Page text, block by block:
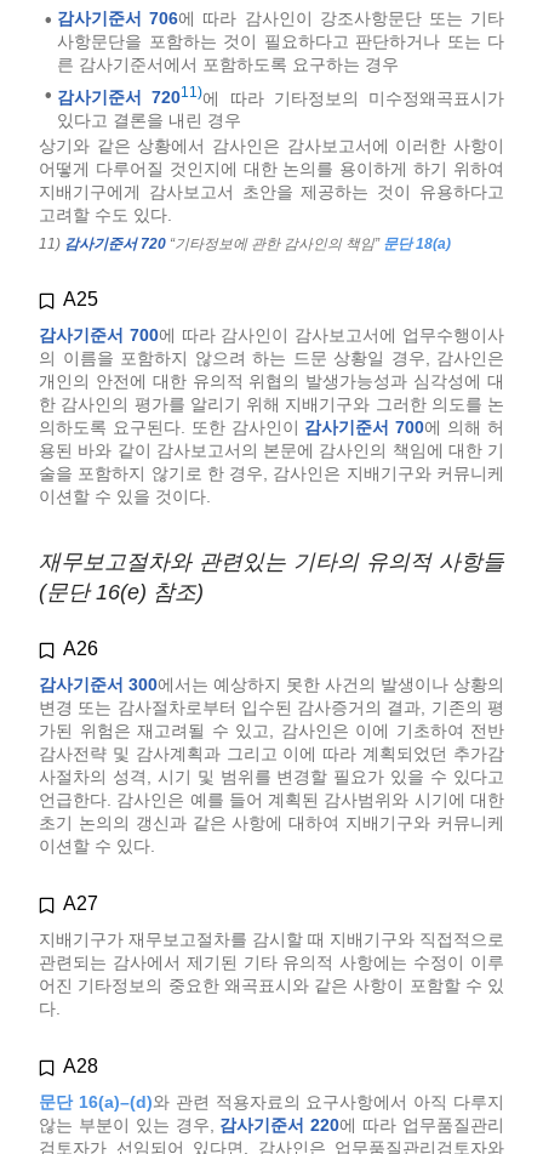
• 감사기준서 706에 따라 감사인이 강조사항문단 또는 기타
사항문단을 포함하는 것이 필요하다고 판단하거나 또는 다
른 감사기준서에서 포함하도록 요구하는 경우
• 감사기준서 72011)에 따라 기타정보의 미수정왜곡표시가
있다고 결론을 내린 경우
상기와 같은 상황에서 감사인은 감사보고서에 이러한 사항이
어떻게 다루어질 것인지에 대한 논의를 용이하게 하기 위하여
지배기구에게 감사보고서 초안을 제공하는 것이 유용하다고
고려할 수도 있다.
11) 감사기준서 720 “기타정보에 관한 감사인의 책임” 문단 18(a)
A25
감사기준서 700에 따라 감사인이 감사보고서에 업무수행이사
의 이름을 포함하지 않으려 하는 드문 상황일 경우, 감사인은
개인의 안전에 대한 유의적 위협의 발생가능성과 심각성에 대
한 감사인의 평가를 알리기 위해 지배기구와 그러한 의도를 논
의하도록 요구된다. 또한 감사인이 감사기준서 700에 의해 허
용된 바와 같이 감사보고서의 본문에 감사인의 책임에 대한 기
술을 포함하지 않기로 한 경우, 감사인은 지배기구와 커뮤니케
이션할 수 있을 것이다.
재무보고절차와 관련있는 기타의 유의적 사항들
(문단 16(e) 참조)
A26
감사기준서 300에서는 예상하지 못한 사건의 발생이나 상황의
변경 또는 감사절차로부터 입수된 감사증거의 결과, 기존의 평
가된 위험은 재고려될 수 있고, 감사인은 이에 기초하여 전반
감사전략 및 감사계획과 그리고 이에 따라 계획되었던 추가감
사절차의 성격, 시기 및 범위를 변경할 필요가 있을 수 있다고
언급한다. 감사인은 예를 들어 계획된 감사범위와 시기에 대한
초기 논의의 갱신과 같은 사항에 대하여 지배기구와 커뮤니케
이션할 수 있다.
A27
지배기구가 재무보고절차를 감시할 때 지배기구와 직접적으로
관련되는 감사에서 제기된 기타 유의적 사항에는 수정이 이루
어진 기타정보의 중요한 왜곡표시와 같은 사항이 포함할 수 있
다.
A28
문단 16(a)–(d)와 관련 적용자료의 요구사항에서 아직 다루지
않는 부분이 있는 경우, 감사기준서 220에 따라 업무품질관리
검토자가 선임되어 있다면, 감사인은 업무품질관리검토자와